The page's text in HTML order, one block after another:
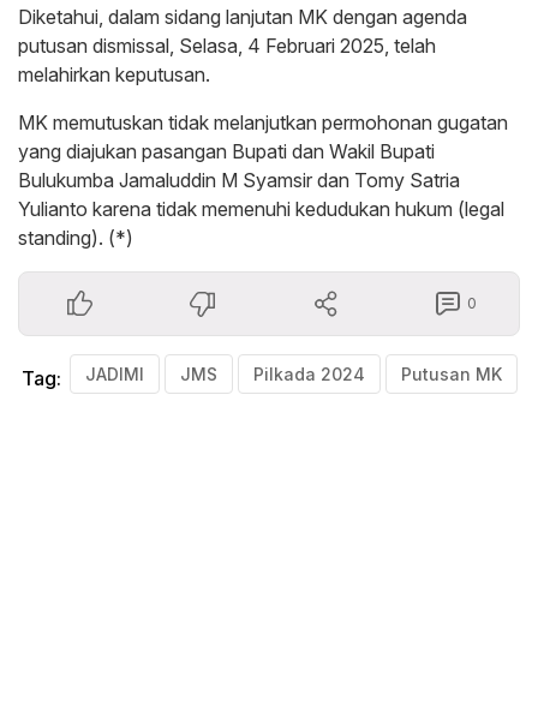
Diketahui, dalam sidang lanjutan MK dengan agenda
putusan dismissal, Selasa, 4 Februari 2025, telah
melahirkan keputusan.
MK memutuskan tidak melanjutkan permohonan gugatan
yang diajukan pasangan Bupati dan Wakil Bupati
Bulukumba Jamaluddin M Syamsir dan Tomy Satria
Yulianto karena tidak memenuhi kedudukan hukum (legal
standing). (*)
0
Tag: JADIMI JMS Pilkada 2024 Putusan MK